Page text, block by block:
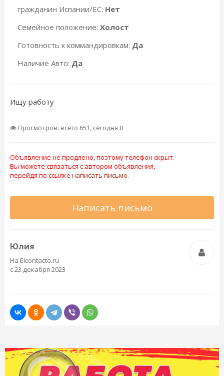
гражданин Испании/ЕС: Нет
Семейное положение: Холост
Готовность к коммандировкам: Да
Наличие Авто: Да
Ищу работу
Просмотров: всего 651, сегодня 0
Объявление не продлено, поэтому телефон скрыт.
Вы можете связаться с автором объявления,
перейдя по ссылке написать письмо.
Написать письмо
Юлия
На Elcontacto.ru
с 23 декабря 2023